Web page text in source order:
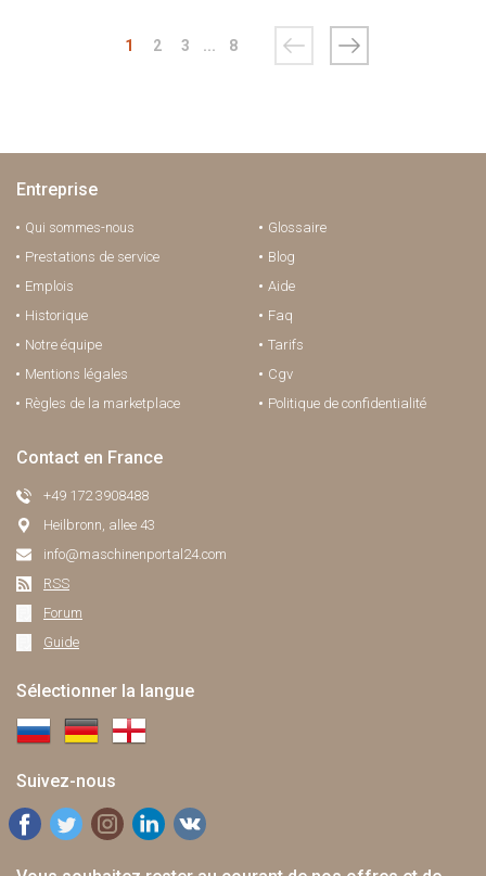
1 2 3 ... 8
Entreprise
Qui sommes-nous
Prestations de service
Emplois
Historique
Notre équipe
Mentions légales
Règles de la marketplace
Glossaire
Blog
Aide
Faq
Tarifs
Cgv
Politique de confidentialité
Contact en France
+49 172 3908488
Heilbronn, allee 43
info@maschinenportal24.сom
RSS
Forum
Guide
Sélectionner la langue
Suivez-nous